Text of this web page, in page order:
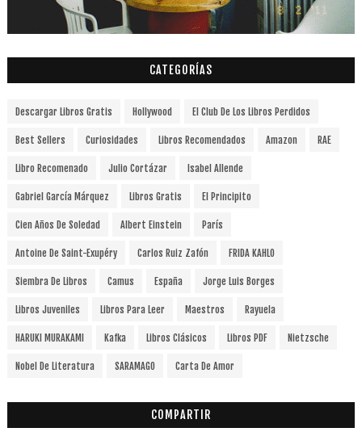
CATEGORÍAS
Descargar Libros Gratis Hollywood El Club De Los Libros Perdidos
Best Sellers Curiosidades Libros Recomendados Amazon RAE
Libro Recomenado Julio Cortázar Isabel Allende
Gabriel García Márquez Libros Gratis El Principito
Cien Años De Soledad Albert Einstein París
Antoine De Saint-Exupéry Carlos Ruiz Zafón FRIDA KAHLO
Siembra De Libros Camus España Jorge Luis Borges
Libros Juveniles Libros Para Leer Maestros Rayuela
HARUKI MURAKAMI Kafka Libros Clásicos Libros PDF Nietzsche
Nobel De Literatura SARAMAGO Carta De Amor
COMPARTIR